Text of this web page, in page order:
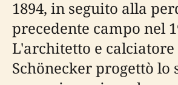
1894, in seguito alla
precedente campo nel
L'architetto e
Schönecker progettò lo